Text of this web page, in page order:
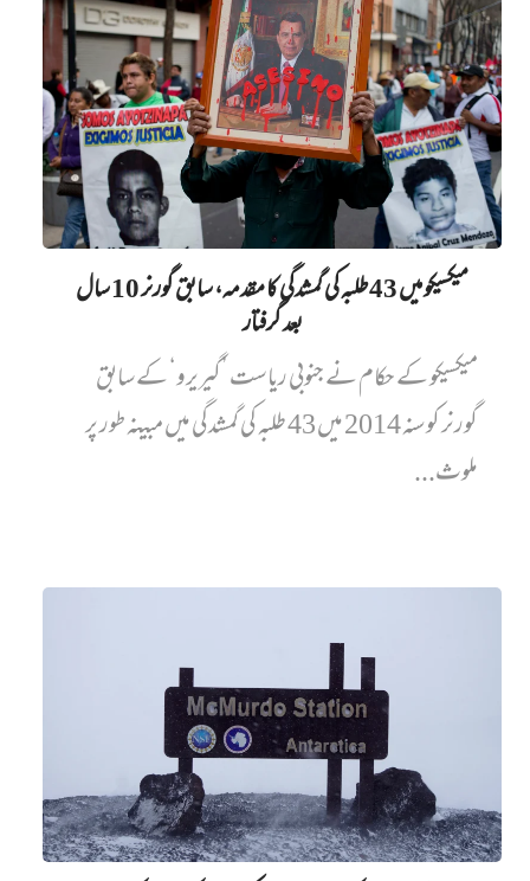
میکسیکو میں 43 طلبہ کی گمشدگی کا مقدمہ، سابق گورنر 10 سال
بعد گرفتار
میکسیکو کے حکام نے جنوبی ریاست ’گیریرو‘ کے سابق
گورنر کو سنہ 2014 میں 43 طلبہ کی گمشدگی میں مبینہ طور پر
ملوث...